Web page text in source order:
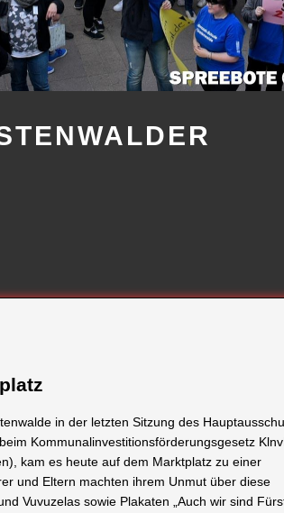
in der letzten Sitzung des
Kommunalinvestitionsförderungsgesetz
kam es heute auf dem Marktplatz zu einer
und Eltern machten ihrem Unmut über diese
Vuvuzelas sowie Plakaten „Auch wir sind